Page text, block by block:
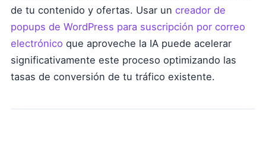
de tu contenido y ofertas. Usar un creador de
popups de WordPress para suscripción por correo
electrónico que aproveche la IA puede acelerar
significativamente este proceso optimizando las
tasas de conversión de tu tráfico existente.